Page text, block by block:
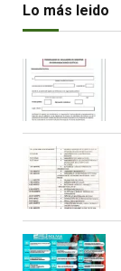
Lo más leido